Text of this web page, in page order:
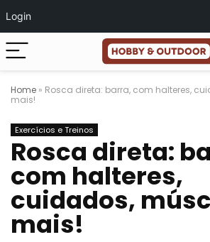
Login
Home » Rosca direta: barra, com halteres,
mais!
Exercícios e Treinos
Rosca direta:
com halteres,
cuidados,
mais!